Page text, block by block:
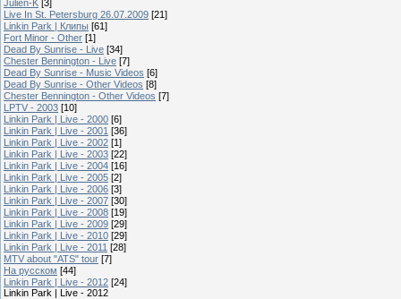
Julien-K [3]
Live In St. Petersburg 26.07.2009 [21]
Linkin Park | Клипы [61]
Fort Minor - Other [1]
Dead By Sunrise - Live [34]
Chester Bennington - Live [7]
Dead By Sunrise - Music Videos [6]
Dead By Sunrise - Other Videos [8]
Chester Bennington - Other Videos [7]
LPTV - 2003 [10]
Linkin Park | Live - 2000 [6]
Linkin Park | Live - 2001 [36]
Linkin Park | Live - 2002 [1]
Linkin Park | Live - 2003 [22]
Linkin Park | Live - 2004 [16]
Linkin Park | Live - 2005 [2]
Linkin Park | Live - 2006 [3]
Linkin Park | Live - 2007 [30]
Linkin Park | Live - 2008 [19]
Linkin Park | Live - 2009 [29]
Linkin Park | Live - 2010 [29]
Linkin Park | Live - 2011 [28]
MTV about "ATS" tour [7]
На русском [44]
Linkin Park | Live - 2012 [24]
Linkin Park | Live - 2012